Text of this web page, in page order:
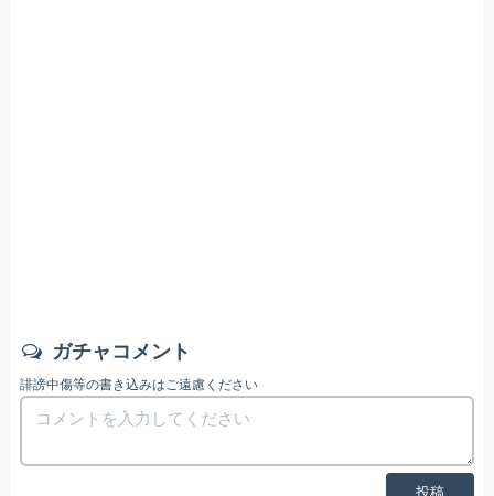
ガチャコメント
誹謗中傷等の書き込みはご遠慮ください
投稿